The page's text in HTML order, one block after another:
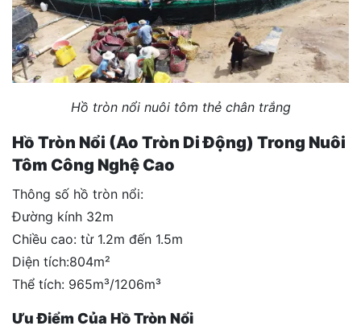
Hồ tròn nổi nuôi tôm thẻ chân trắng
Hồ Tròn Nổi (Ao Tròn Di Động) Trong Nuôi
Tôm Công Nghệ Cao
Thông số hồ tròn nổi:
Đường kính 32m
Chiều cao: từ 1.2m đến 1.5m
Diện tích:804m²
Thể tích: 965m³/1206m³
Ưu Điểm Của Hồ Tròn Nổi